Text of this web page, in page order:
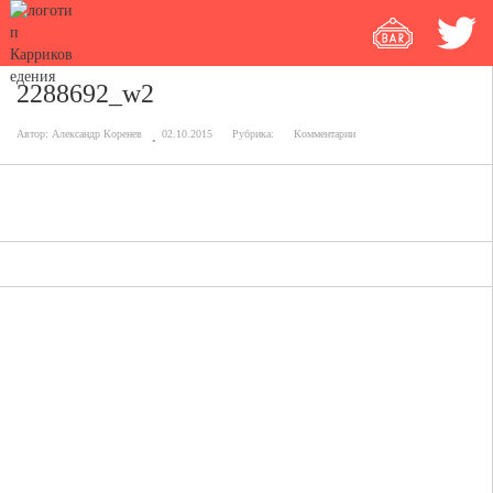
2288692_w2
Автор: Александр Коренев 02.10.2015 Рубрика: Комментарии